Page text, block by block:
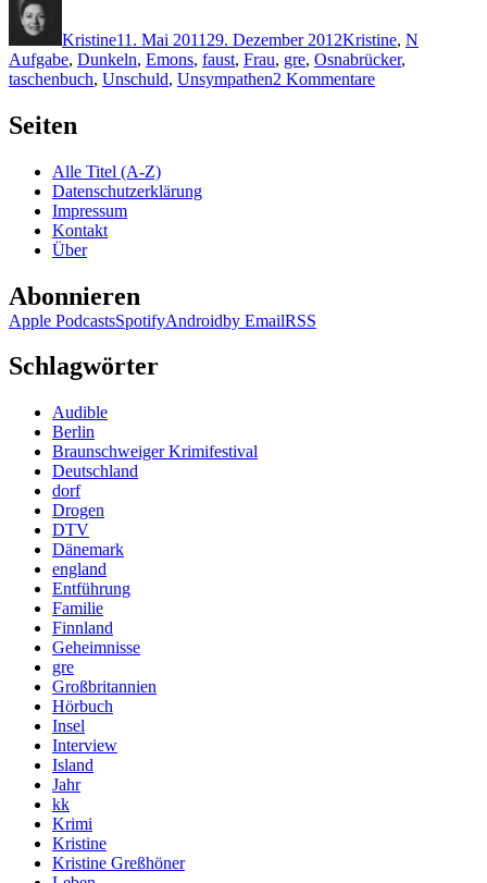
Kristine11. Mai 2011 29. Dezember 2012Kristine, N
Aufgabe, Dunkeln, Emons, faust, Frau, gre, Osnabrücker,
taschenbuch, Unschuld, Unsympathen2 Kommentarezu
Seiten
Alle Titel (A-Z)
Datenschutzerklärung
Impressum
Kontakt
Über
Abonnieren
Apple PodcastsSpotifyAndroidby EmailRSS
Schlagwörter
Audible
Berlin
Braunschweiger Krimifestival
Deutschland
dorf
Drogen
DTV
Dänemark
england
Entführung
Familie
Finnland
Geheimnisse
gre
Großbritannien
Hörbuch
Insel
Interview
Island
Jahr
kk
Krimi
Kristine
Kristine Greßhöner